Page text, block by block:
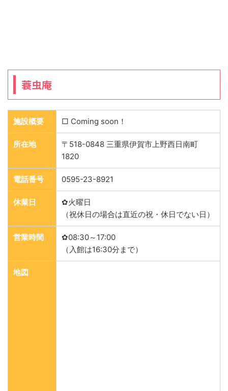
蓑虫庵
施設概要 □ Coming soon！
所在地
〒518-0848 三重県伊賀市上野西日南町
1820
電話番号 0595-23-8921
休業日
✿火曜日
（祝休日の場合は直近の祝・休日でない日）
営業時間
✿08:30～17:00
（入館は16:30分まで）
地図